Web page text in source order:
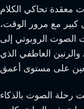
معقدة تحاكي الكلام
كبير مع مرور الوقت،
الصوت الروبوتي إلى
والرنين العاطفي الذي
رحلة الصوت بالذكاء